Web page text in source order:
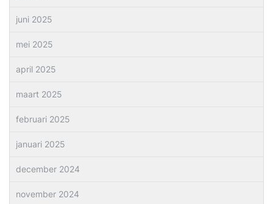
juni 2025
mei 2025
april 2025
maart 2025
februari 2025
januari 2025
december 2024
november 2024